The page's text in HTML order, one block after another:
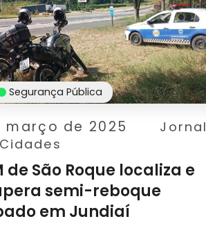
março de 2025
Jornal
Segurança Pública
de São Roque localiza e
semi-reboque
em Jundiaí